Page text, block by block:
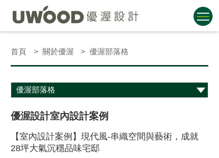
首頁 關於優渥 優渥部落格
優渥設計室內設計案例
【室內設計案例】現代風-串織空間與藝術，成就
28坪大氣沉穩品味宅邸